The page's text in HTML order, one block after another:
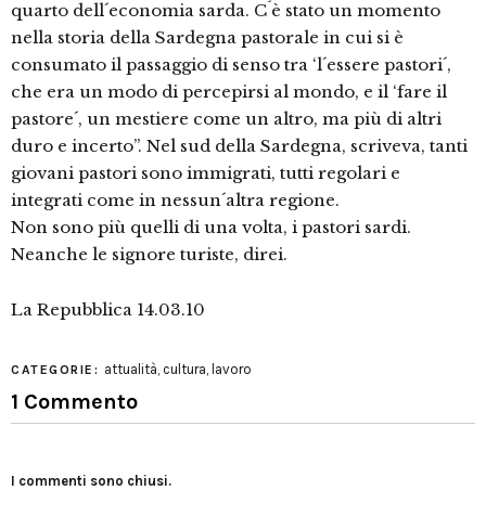
quarto dell´economia sarda. C´è stato un momento
nella storia della Sardegna pastorale in cui si è
consumato il passaggio di senso tra ‘l´essere pastori´,
che era un modo di percepirsi al mondo, e il ‘fare il
pastore´, un mestiere come un altro, ma più di altri
duro e incerto”. Nel sud della Sardegna, scriveva, tanti
giovani pastori sono immigrati, tutti regolari e
integrati come in nessun´altra regione.
Non sono più quelli di una volta, i pastori sardi.
Neanche le signore turiste, direi.
La Repubblica 14.03.10
CATEGORIE: attualità, cultura, lavoro
1 Commento
I commenti sono chiusi.